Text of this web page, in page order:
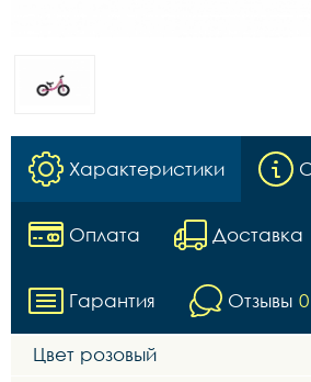
Характеристики
Оплата Доставка
Гарантия Отзывы 0
Цвет розовый